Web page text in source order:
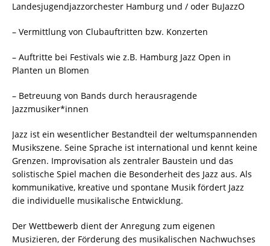
Landesjugendjazzorchester Hamburg und / oder BuJazzO
– Vermittlung von Clubauftritten bzw. Konzerten
– Auftritte bei Festivals wie z.B. Hamburg Jazz Open in
Planten un Blomen
– Betreuung von Bands durch herausragende
Jazzmusiker*innen
Jazz ist ein wesentlicher Bestandteil der weltumspannenden
Musikszene. Seine Sprache ist international und kennt keine
Grenzen. Improvisation als zentraler Baustein und das
solistische Spiel machen die Besonderheit des Jazz aus. Als
kommunikative, kreative und spontane Musik fördert Jazz
die individuelle musikalische Entwicklung.
Der Wettbewerb dient der Anregung zum eigenen
Musizieren, der Förderung des musikalischen Nachwuchses